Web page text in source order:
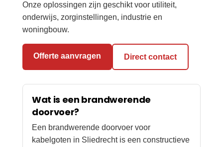
Onze oplossingen zijn geschikt voor utiliteit,
onderwijs, zorginstellingen, industrie en
woningbouw.
Offerte aanvragen Direct contact
Wat is een brandwerende
doorvoer?
Een brandwerende doorvoer voor
kabelgoten in Sliedrecht is een constructieve